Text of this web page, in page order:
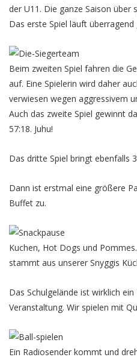
der U11. Die ganze Saison über
Das erste Spiel läuft überragend
Beim zweiten Spiel fahren die
auf. Eine Spielerin wird daher
verwiesen wegen aggressivem
Auch das zweite Spiel gewinnt
57:18. Juhu!
Das dritte Spiel bringt ebenfalls
Dann ist erstmal eine größere
Buffet zu.
Kuchen, Hot Dogs und
stammt aus unserer Snyggis
Das Schulgelände ist wirklich
Veranstaltung. Wir spielen mit
Ein Radiosender kommt und